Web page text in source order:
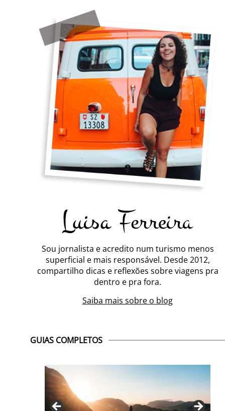
Sou jornalista e acredito num turismo menos
superficial e mais responsável. Desde 2012,
compartilho dicas e reflexões sobre viagens pra
dentro e pra fora.
Saiba mais sobre o blog
GUIAS COMPLETOS